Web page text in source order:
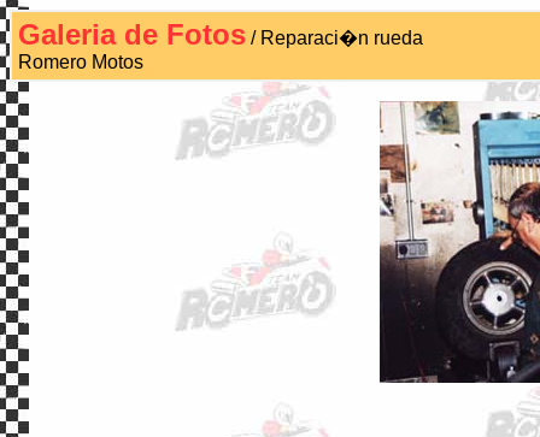
Galeria de Fotos / Reparaci�n rueda
Romero Motos